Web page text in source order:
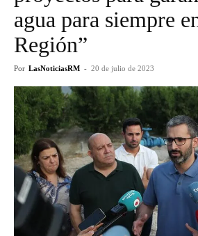
agua para siempre
Región”
Por LasNoticiasRM - 20 de julio de 2023